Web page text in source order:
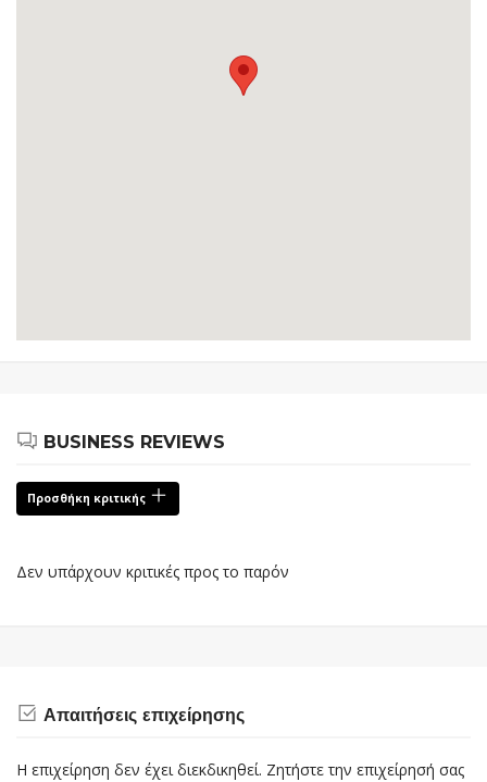
BUSINESS REVIEWS
Προσθήκη κριτικής
Δεν υπάρχουν κριτικές προς το παρόν
Απαιτήσεις επιχείρησης
Η επιχείρηση δεν έχει διεκδικηθεί. Ζητήστε την επιχείρησή σας